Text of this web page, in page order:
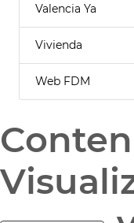
Valencia Ya
Vivienda
Web FDM